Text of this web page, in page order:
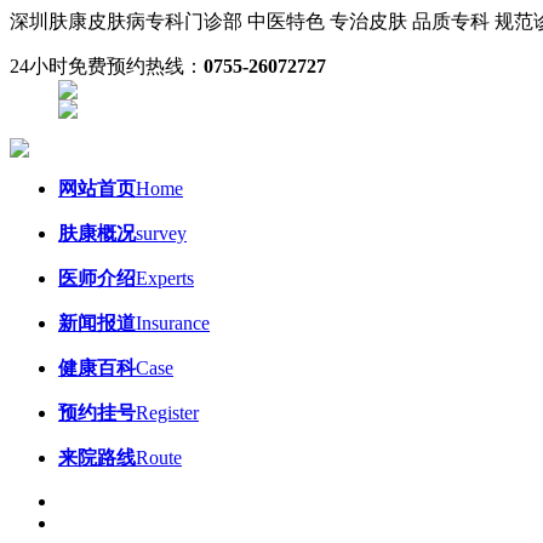
深圳肤康皮肤病专科门诊部 中医特色 专治皮肤 品质专科 规
24小时免费预约热线： 0755-26072727
网站首页Home
肤康概况survey
医师介绍Experts
新闻报道Insurance
健康百科Case
预约挂号Register
来院路线Route